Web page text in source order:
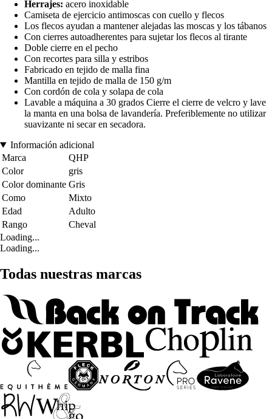
Herrajes: acero inoxidable
Camiseta de ejercicio antimoscas con cuello y flecos
Los flecos ayudan a mantener alejadas las moscas y los tábanos
Con cierres autoadherentes para sujetar los flecos al tirante
Doble cierre en el pecho
Con recortes para silla y estribos
Fabricado en tejido de malla fina
Mantilla en tejido de malla de 150 g/m
Con cordón de cola y solapa de cola
Lavable a máquina a 30 grados Cierre el cierre de velcro y lave
la manta en una bolsa de lavandería. Preferiblemente no utilizar
suavizante ni secar en secadora.
Información adicional
Marca
QHP
Color
gris
Color dominante Gris
Como
Mixto
Edad
Adulto
Rango
Cheval
Loading...
Loading...
Todas nuestras marcas